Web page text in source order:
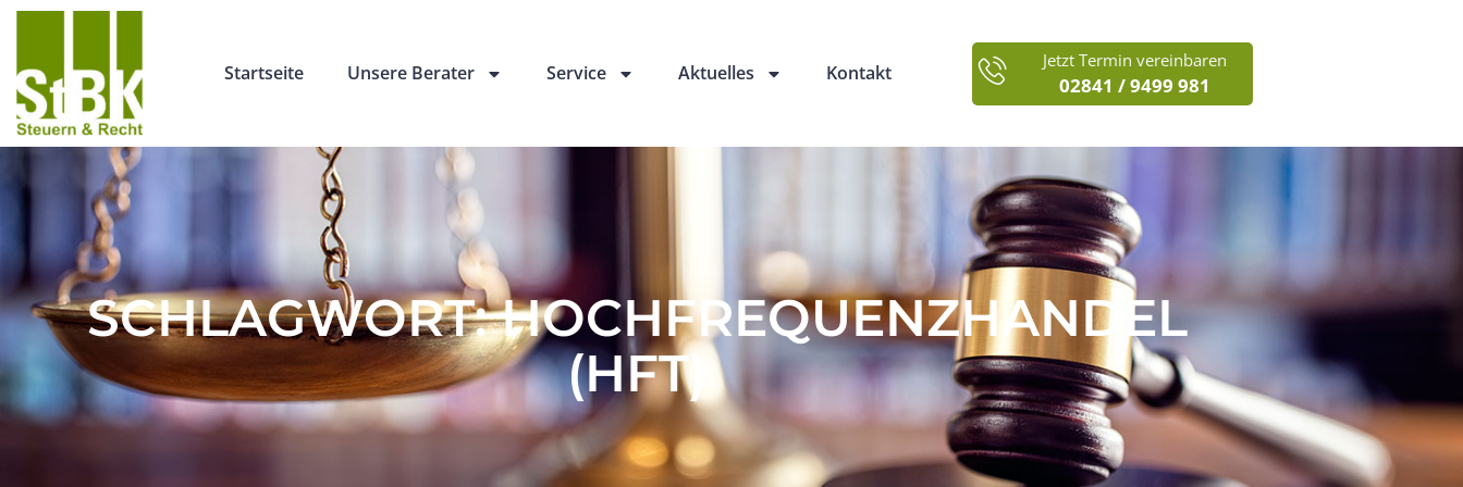
Startseite Unsere Berater Service Aktuelles Kontakt
Jetzt Termin vereinbaren
02841 / 9499 981
SCHLAGWORT: HOCHFREQUENZHANDEL
(HFT)